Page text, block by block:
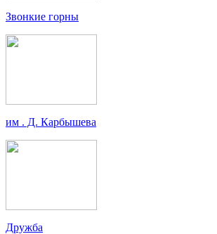
Звонкие горны
им . Д. Карбышева
Дружба